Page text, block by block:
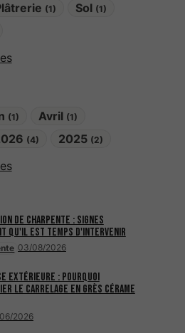
(1) Sol (1)
(1) Avril (1)
(4) 2025 (2)
03/08/2026
de charpente : signes
qu'il est temps d'intervenir
2026
extérieure : pourquoi
le carrelage en grès cérame